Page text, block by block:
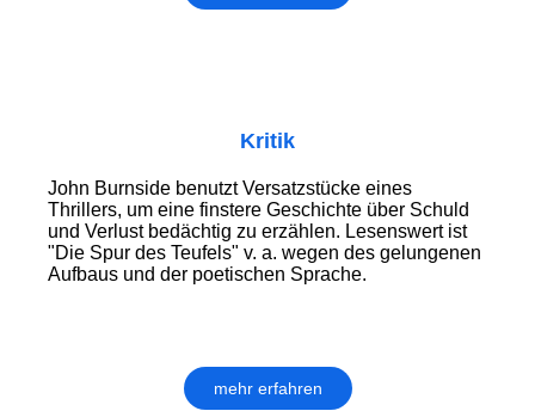
Kritik
John Burnside benutzt Versatzstücke eines
Thrillers, um eine finstere Geschichte über Schuld
und Verlust bedächtig zu erzählen. Lesenswert ist
"Die Spur des Teufels" v. a. wegen des gelungenen
Aufbaus und der poetischen Sprache.
mehr erfahren